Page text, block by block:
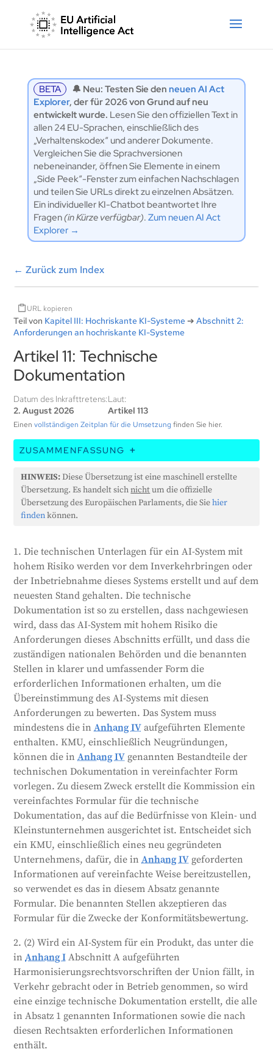
BETA 🔔 Neu: Testen Sie den neuen AI Act
Explorer, der für 2026 von Grund auf neu
entwickelt wurde. Lesen Sie den offiziellen Text in
allen 24 EU-Sprachen, einschließlich des
„Verhaltenskodex“ und anderer Dokumente.
Vergleichen Sie die Sprachversionen
nebeneinander, öffnen Sie Elemente in einem
„Side Peek“-Fenster zum einfachen Nachschlagen
und teilen Sie URLs direkt zu einzelnen Absätzen.
Ein individueller KI-Chatbot beantwortet Ihre
Fragen(in Kürze verfügbar). Zum neuen AI Act
Explorer →
←Zurück zum Index
URL kopieren
Teil von Kapitel III: Hochriskante KI-Systeme➔Abschnitt 2:
Anforderungen an hochriskante KI-Systeme
Artikel 11: Technische
Dokumentation
Datum des Inkrafttretens:
2. August 2026
Laut:
Artikel 113
Einenvollständigen Zeitplan für die Umsetzung finden Sie hier.
ZUSAMMENFASSUNG
Dieses EU-Gesetz besagt, dass vor der Einführung
eines KI-Systems mit hohem Risiko eine detaillierte
technische Dokumentation erstellt und auf dem
neuesten Stand gehalten werden muss. Diese
den Behörden klare Informationen zur Überprüfung
der Einhaltung der Vorschriften liefern. Sie sollte
bestimmte Schlüsselelemente enthalten. Kleine
Unternehmen, einschließlich Start-ups, können
diese Informationen auf einfachere Weise
bereitstellen. Die EU wird zu diesem Zweck ein
vereinfachtes Formular erstellen. Wenn ein
risikoreiches KI-System mit einem Produkt
verbunden ist, das unter andere EU-
Rechtsvorschriften fällt, sollte ein Satz von
Unterlagen alle erforderlichen Informationen
enthalten. Die EU kann diese Anforderungen im
Zuge des technischen Fortschritts aktualisieren.
Generiert von CLaiRK , bearbeitet von uns.
HINWEIS:Diese Übersetzung ist eine maschinell erstellte
Übersetzung. Es handelt sichnichtum die offizielle
Übersetzung des Europäischen Parlaments, die Siehier
findenkönnen.
1. Die technischen Unterlagen für ein AI-System mit
hohem Risiko werden vor dem Inverkehrbringen oder
der Inbetriebnahme dieses Systems erstellt und auf dem
neuesten Stand gehalten. Die technische
Dokumentation ist so zu erstellen, dass nachgewiesen
wird, dass das AI-System mit hohem Risiko die
Anforderungen dieses Abschnitts erfüllt, und dass die
zuständigen nationalen Behörden und die benannten
Stellen in klarer und umfassender Form die
erforderlichen Informationen erhalten, um die
Übereinstimmung des AI-Systems mit diesen
Anforderungen zu bewerten. Das System muss
mindestens die inAnhang IV aufgeführten Elemente
enthalten. KMU, einschließlich Neugründungen,
können die inAnhang IV genannten Bestandteile der
technischen Dokumentation in vereinfachter Form
vorlegen. Zu diesem Zweck erstellt die Kommission ein
vereinfachtes Formular für die technische
Dokumentation, das auf die Bedürfnisse von Klein- und
Kleinstunternehmen ausgerichtet ist. Entscheidet sich
ein KMU, einschließlich eines neu gegründeten
Unternehmens, dafür, die inAnhang IV geforderten
Informationen auf vereinfachte Weise bereitzustellen,
so verwendet es das in diesem Absatz genannte
Formular. Die benannten Stellen akzeptieren das
Formular für die Zwecke der Konformitätsbewertung.
2. (2) Wird ein AI-System für ein Produkt, das unter die
inAnhang I Abschnitt A aufgeführten
Harmonisierungsrechtsvorschriften der Union fällt, in
Verkehr gebracht oder in Betrieb genommen, so wird
eine einzige technische Dokumentation erstellt, die alle
in Absatz 1 genannten Informationen sowie die nach
diesen Rechtsakten erforderlichen Informationen
enthält.